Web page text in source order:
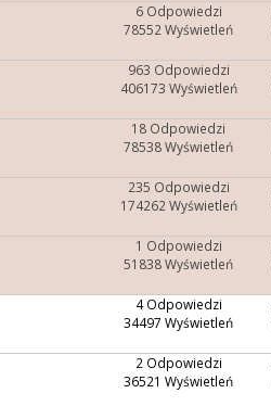
6 Odpowiedzi
78552 Wyświetleń
963 Odpowiedzi
406173 Wyświetleń
18 Odpowiedzi
78538 Wyświetleń
235 Odpowiedzi
174262 Wyświetleń
1 Odpowiedzi
51838 Wyświetleń
4 Odpowiedzi
34497 Wyświetleń
2 Odpowiedzi
36521 Wyświetleń